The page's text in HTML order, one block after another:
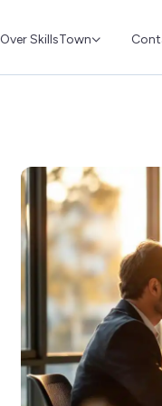
Over SkillsTown